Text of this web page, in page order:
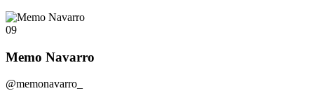
09
Memo Navarro
@memonavarro_